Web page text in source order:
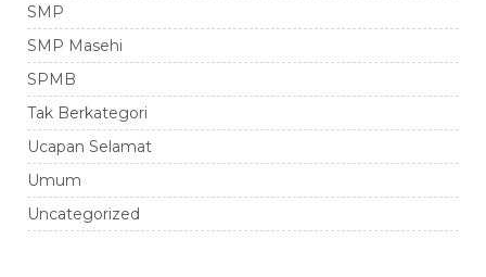
SMP
SMP Masehi
SPMB
Tak Berkategori
Ucapan Selamat
Umum
Uncategorized